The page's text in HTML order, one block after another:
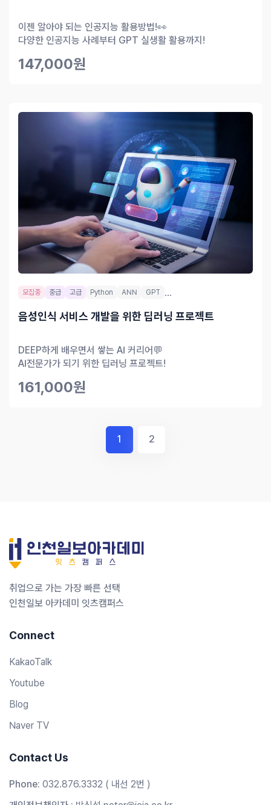
이젠 알아야 되는 인공지능 활용방법!👀
다양한 인공지능 사례부터 GPT 실생활 활용까지!
147,000원
모집중 중급 고급 Python ANN GPT ...
음성인식 서비스 개발을 위한 딥러닝 프로젝트
DEEP하게 배우면서 쌓는 AI 커리어💬
AI전문가가 되기 위한 딥러닝 프로젝트!
161,000원
1 2
취업으로 가는 가장 빠른 선택
인천일보 아카데미 잇츠캠퍼스
Connect
KakaoTalk
Youtube
Blog
Naver TV
Contact Us
Phone: 032.876.3332 ( 내선 2번 )